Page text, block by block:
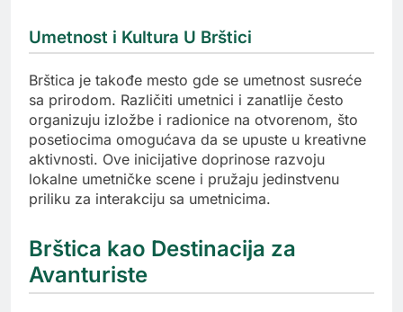
Umetnost i Kultura U Brštici
Brštica je takođe mesto gde se umetnost susreće
sa prirodom. Različiti umetnici i zanatlije često
organizuju izložbe i radionice na otvorenom, što
posetiocima omogućava da se upuste u kreativne
aktivnosti. Ove inicijative doprinose razvoju
lokalne umetničke scene i pružaju jedinstvenu
priliku za interakciju sa umetnicima.
Brštica kao Destinacija za
Avanturiste